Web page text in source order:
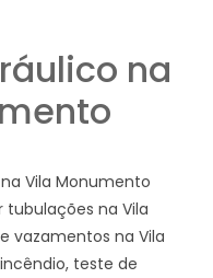
na
Vila Monumento
na Vila
vazamentos na Vila
teste de